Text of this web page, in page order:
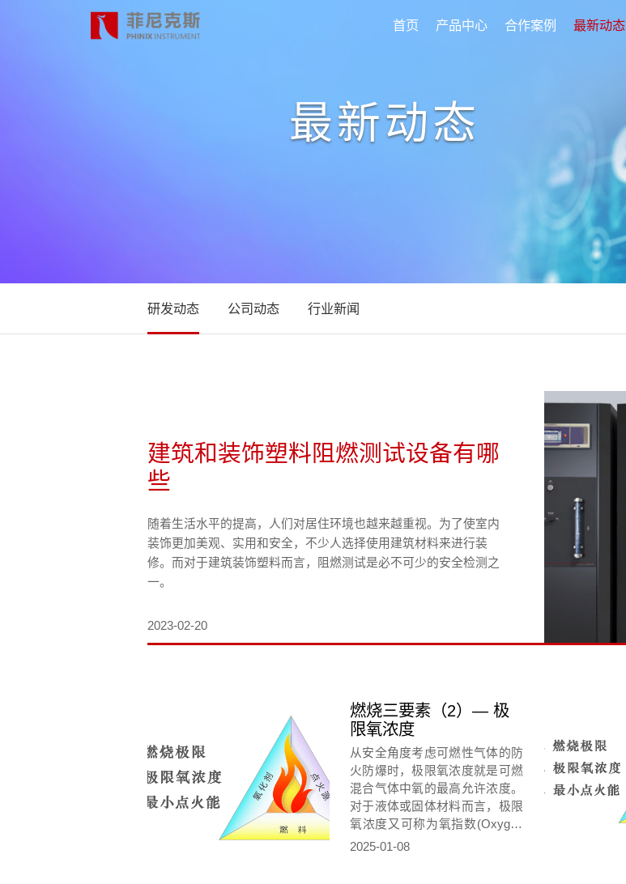
首页 产品中心 合作案例 最新动态
最新动态
最新动态
研发动态 公司动态 行业新闻
建筑和装饰塑料阻燃测试设备有哪
些
随着生活水平的提高，人们对居住环境也越来越重视。为了使室内
装饰更加美观、实用和安全，不少人选择使用建筑材料来进行装
修。而对于建筑装饰塑料而言，阻燃测试是必不可少的安全检测之
一。
2023-02-20
燃烧三要素（2）— 极
限氧浓度
从安全角度考虑可燃性气体的防
火防爆时，极限氧浓度就是可燃
混合气体中氧的最高允许浓度。
对于液体或固体材料而言，极限
氧浓度又可称为氧指数(Oxygen
Index,OI)
2025-01-08